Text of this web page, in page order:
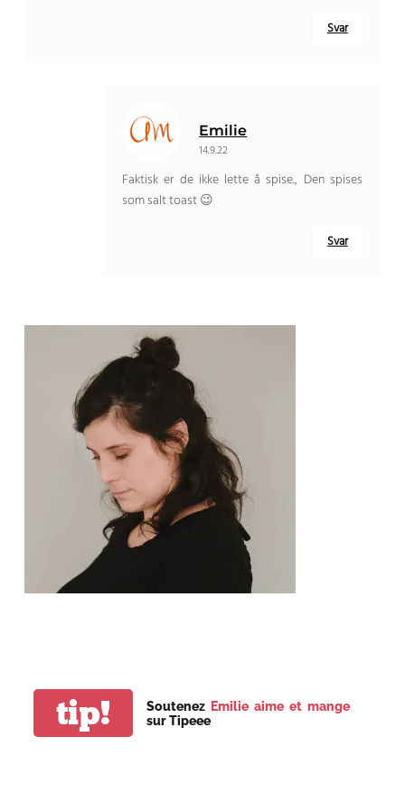
Svar
Emilie
14.9.22
Faktisk er de ikke lette å spise., Den spises
som salt toast 😉
Svar
tip! Soutenez Emilie aime et mange
sur Tipeee